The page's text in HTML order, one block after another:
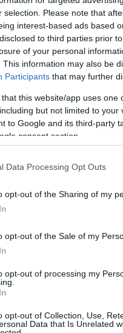
selection. Please note that
interest-based ads based
to third parties prior
of your personal
This information may also be
Participants that may further
that this website/app uses
but not limited to
to Google and its third-party
consent section.
Data Processing Opt Outs
opt-out of the Sharing of my
opt-out of the Sale of my
opt-out of processing my
opt-out of Collection, Use,
Data that Is Unrelated
Honvéd,
Umm Salal SC),
szerződése, Wisla
Törökországba
Baden Frederiksen
a szerződtetése),
András(Gyirmótra
Patrizio Stronati
Kamen